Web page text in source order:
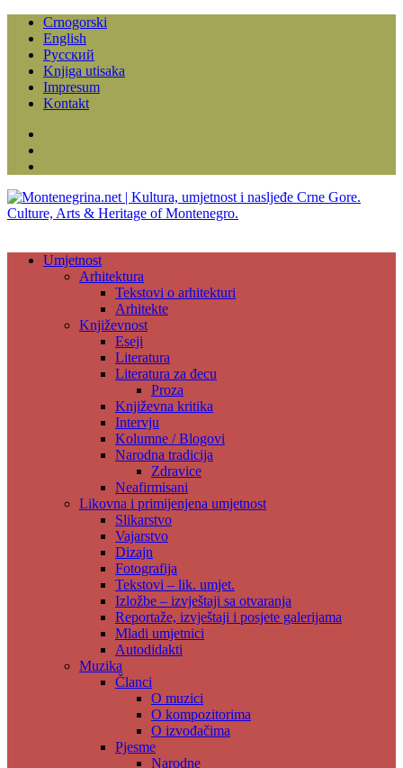
Crnogorski
English
Русский
Knjiga utisaka
Impresum
Kontakt
Umjetnost
Arhitektura
Tekstovi o arhitekturi
Arhitekte
Književnost
Eseji
Literatura
Literatura za đecu
Proza
Književna kritika
Intervju
Kolumne / Blogovi
Narodna tradicija
Zdravice
Neafirmisani
Likovna i primijenjena umjetnost
Slikarstvo
Vajarstvo
Dizajn
Fotografija
Tekstovi – lik. umjet.
Izložbe – izvještaji sa otvaranja
Reportaže, izvještaji i posjete galerijama
Mladi umjetnici
Autodidakti
Muzika
Članci
O muzici
O kompozitorima
O izvođačima
Pjesme
Narodne